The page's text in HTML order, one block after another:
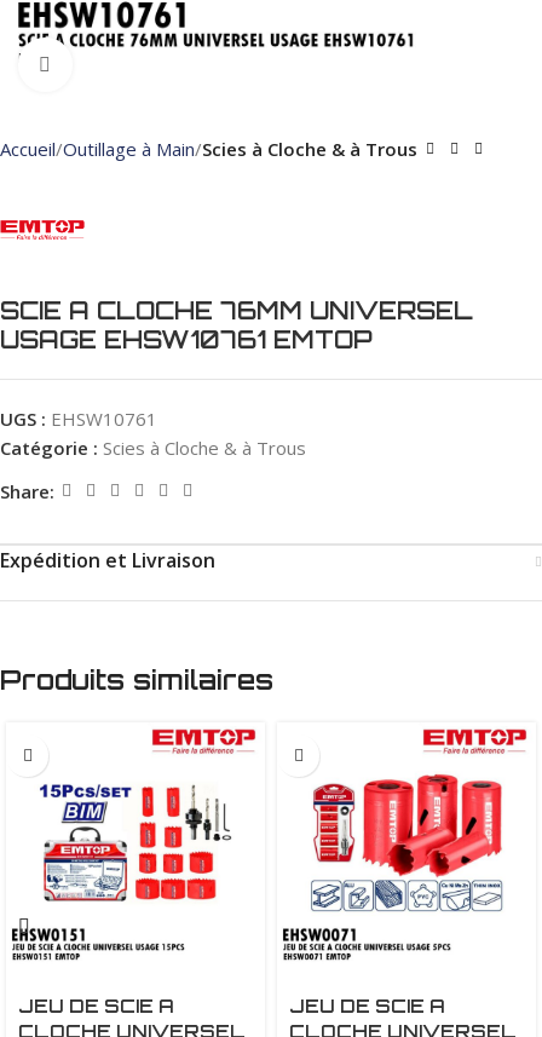
Accueil Outillage à Main Scies à Cloche & à Trous
SCIE A CLOCHE 76MM UNIVERSEL
USAGE EHSW10761 EMTOP
UGS : EHSW10761
Catégorie : Scies à Cloche & à Trous
Share:
Expédition et Livraison
Produits similaires
JEU DE SCIE A
CLOCHE UNIVERSEL
JEU DE SCIE A
CLOCHE UNIVERSEL